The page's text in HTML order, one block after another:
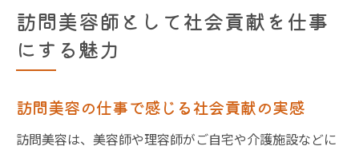
訪問美容師として社会貢献を仕事
にする魅力
訪問美容の仕事で感じる社会貢献の実感
訪問美容は、美容師や理容師がご自宅や介護施設などに